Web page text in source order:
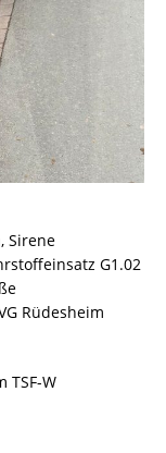
Sirene
G1.02
Rüdesheim
TSF-W